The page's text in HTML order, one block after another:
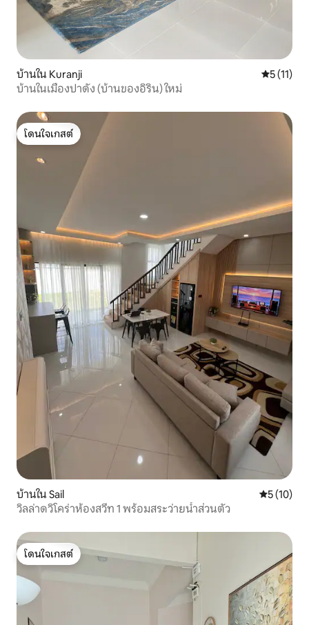
บ้านใน Kuranji คะแนนเฉ
5 (11)
บ้านในเมืองปาดัง (บ้านของอิริน) ใหม่
โดนใจเกสต์
โดนใจเกสต์
บ้านใน Sail คะแนนเฉลี่
5 (10)
วิลล่าดวิโคร่าห้องสวีท 1 พร้อมสระว่ายน้ำส่วนตัว
โดนใจเกสต์
โดนใจเกสต์